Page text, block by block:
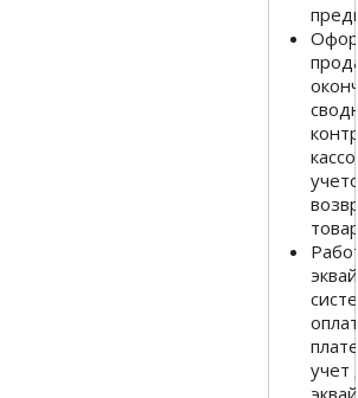
учет